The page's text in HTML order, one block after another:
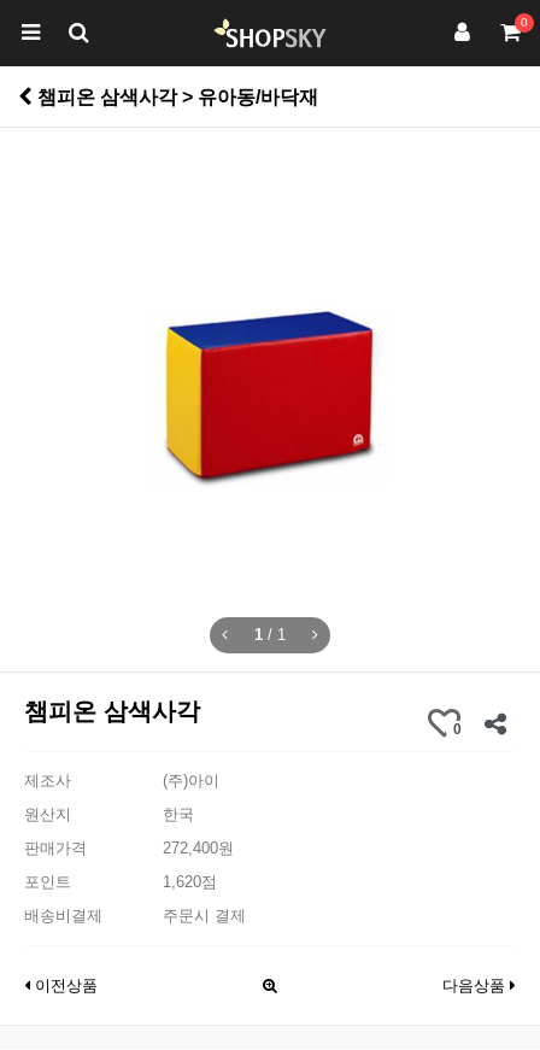
0
챔피온 삼색사각 > 유아동/바닥재
1 / 1
챔피온 삼색사각
0
제조사
(주)아이
원산지
한국
판매가격
272,400원
포인트
1,620점
배송비결제
주문시 결제
이전상품 다음상품